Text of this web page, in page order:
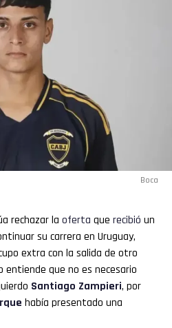
Boca
rechazar la oferta que recibió un
su carrera en Uruguay,
extra con la salida de otro
que no es necesario
Santiago Zampieri, por
había presentado una